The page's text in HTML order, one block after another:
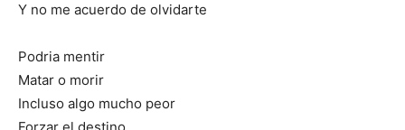
Y no me acuerdo de olvidarte
Podria mentir
Matar o morir
Incluso algo mucho peor